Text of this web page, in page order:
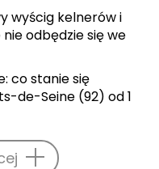
wyścig kelnerów i
odbędzie się we
co stanie się
de-Seine (92) od 1